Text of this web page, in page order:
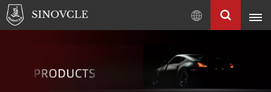
Français
English